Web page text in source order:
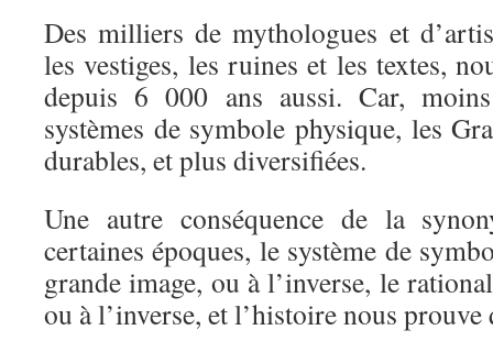
Des milliers de mythologues et
les vestiges, les ruines et les textes,
depuis 6 000 ans aussi. Car,
systèmes de symbole physique, les
durables, et plus diversifiées.
Une autre conséquence de la
certaines époques, le système de
grande image, ou à l’inverse, le
ou à l’inverse, et l’histoire nous